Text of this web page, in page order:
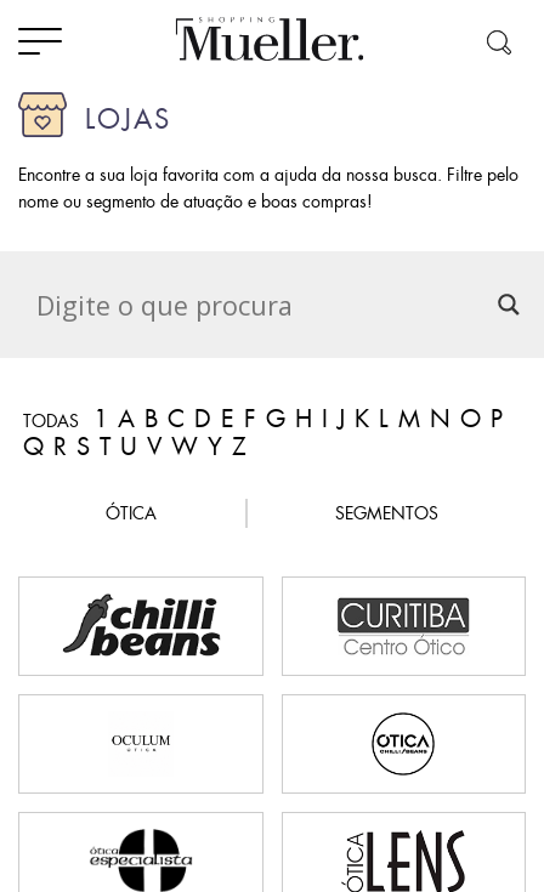
LOJAS
Encontre a sua loja favorita com a ajuda da nossa busca. Filtre pelo
nome ou segmento de atuação e boas compras!
TODAS 1 A B C D E F G H I J K L M N O P
Q R S T U V W Y Z
ÓTICA SEGMENTOS